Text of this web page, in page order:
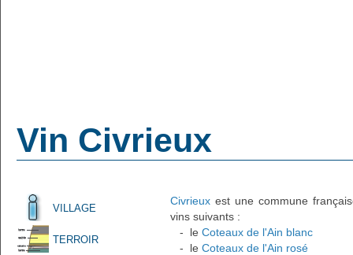
Vin Civrieux
VILLAGE
TERROIR
Civrieux est une commune
vins suivants :
- le Coteaux de l'Ain blanc
- le Coteaux de l'Ain rosé